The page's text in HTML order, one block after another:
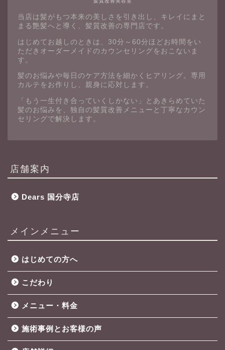
当店は髪がもつ本来の美しさを引き出し、キレイにまと
まる艶髪へと導く、髪質改善の専門店です。
はじめてお越しのときは、30分～60分ほどお時間をい
ただきオーダーメイドのカウンセリングをおこないま
す。
髪のお悩みや毎日のケア方法を細かくヒアリング。専用
カルテをお作りし、親身に応対します。
「もう一生付き合っていくしかない」とあきらめていた
髪のお悩みを、独自の髪質改善メニューと丁寧なカウン
セリングで解決します。
店舗案内
Dears 国分寺店
メインメニュー
はじめての方へ
こだわり
メニュー・料金
施術事例とお客様の声